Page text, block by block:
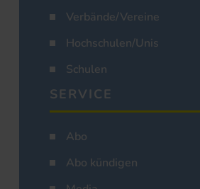
Verbände/Vereine
Hochschulen/Unis
Schulen
SERVICE
Abo
Abo kündigen